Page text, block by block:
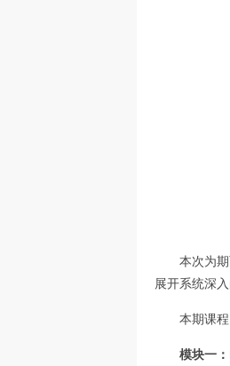
本次为
展开系统深
本期课
模块一